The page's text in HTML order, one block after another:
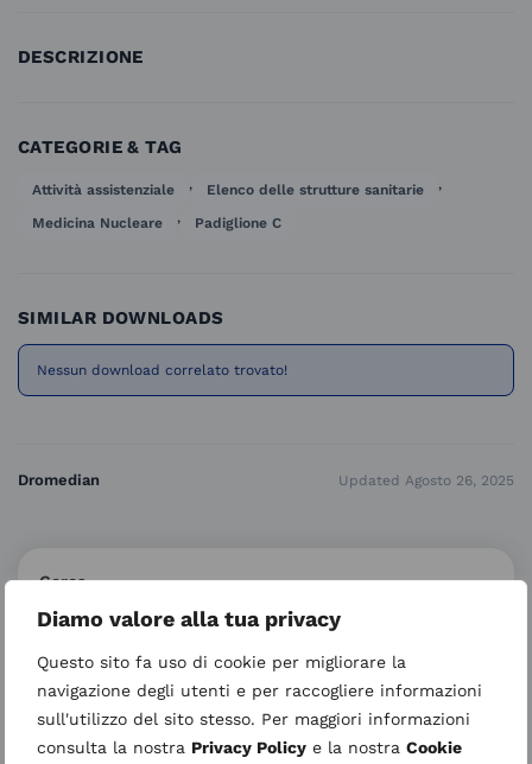
Diamo valore alla tua privacy
Questo sito fa uso di cookie per migliorare la
navigazione degli utenti e per raccogliere informazioni
sull'utilizzo del sito stesso. Per maggiori informazioni
consulta la nostra Privacy Policy e la nostra Cookie
DESCRIZIONE
CATEGORIE & TAG
Attività assistenziale , Elenco delle strutture sanitarie ,
Medicina Nucleare , Padiglione C
SIMILAR DOWNLOADS
Nessun download correlato trovato!
Dromedian Updated Agosto 26, 2025
Cerca
Ultimi articoli
27 agosto 2026 nuovo incontro “Informativo su Parto Analgesia”